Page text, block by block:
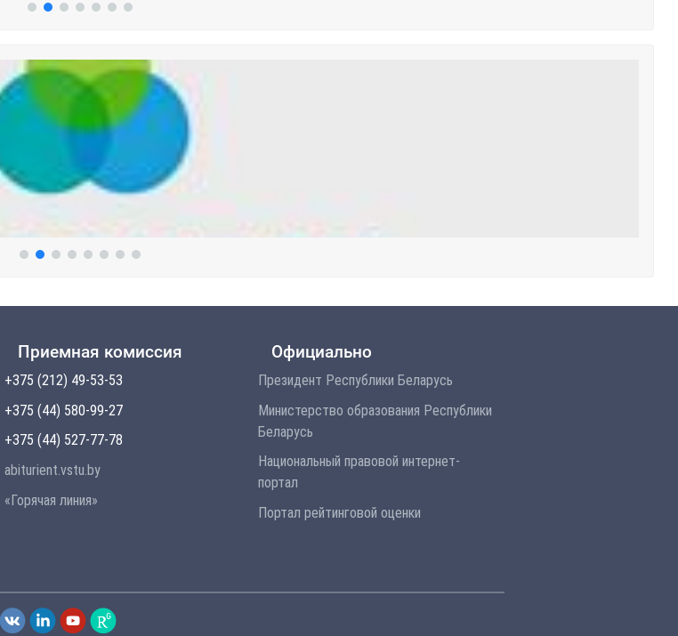
Приемная комиссия
+375 (212) 49-53-53
+375 (44) 580-99-27
+375 (44) 527-77-78
abiturient.vstu.by
«Горячая линия»
Официально
Президент Республики Беларусь
Министерство образования Республики
Беларусь
Национальный правовой интернет-
портал
Портал рейтинговой оценки